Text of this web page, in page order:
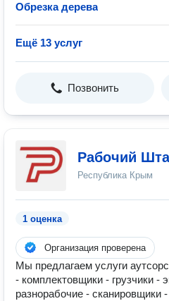
Обрезка дерева
Ещё 13 услуг
Позвонить
Рабочий
Республика Крым
1 оценка
Организация проверена
Мы предлагаем услуги
- комплектовщики - грузчики -
разнорабочие - сканировщики